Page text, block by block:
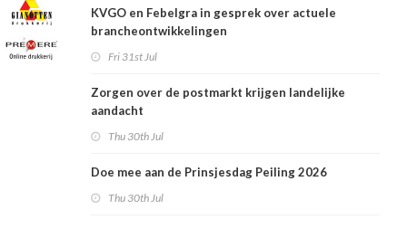
KVGO en Febelgra in gesprek over actuele
brancheontwikkelingen
Fri 31st Jul
Zorgen over de postmarkt krijgen landelijke
aandacht
Thu 30th Jul
Doe mee aan de Prinsjesdag Peiling 2026
Thu 30th Jul